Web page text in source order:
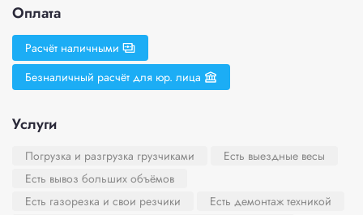
Оплата
Расчёт наличными
Безналичный расчёт для юр. лица
Услуги
Погрузка и разгрузка грузчиками
Есть выездные весы
Есть вывоз больших объёмов
Есть газорезка и свои резчики
Есть демонтаж техникой